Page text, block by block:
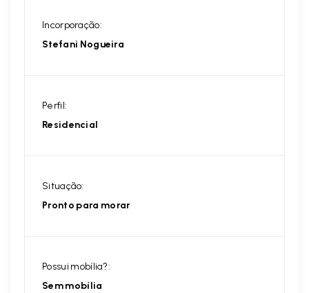
Incorporação:
Stefani Nogueira
Perfil:
Residencial
Situação:
Pronto para morar
Possui mobília?:
Sem mobília